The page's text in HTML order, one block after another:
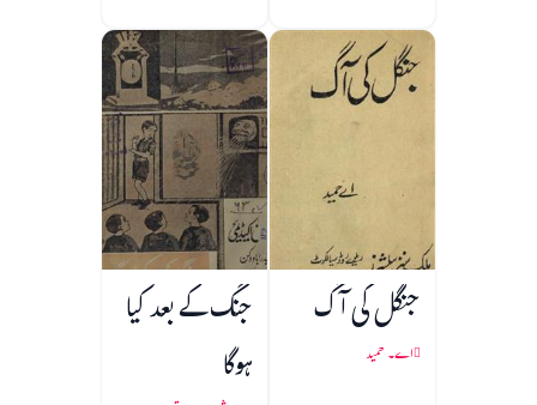
جنگل کی آگ
اے۔ حمید
جنگ کے بعد کیا
ہوگا